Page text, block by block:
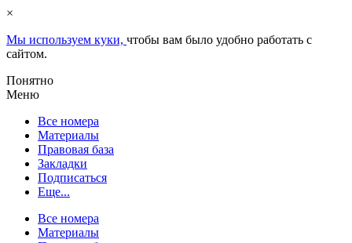
×
Мы используем куки, чтобы вам было удобно работать с
сайтом.
Понятно
Меню
Все номера
Материалы
Правовая база
Закладки
Подписаться
Еще...
Все номера
Материалы